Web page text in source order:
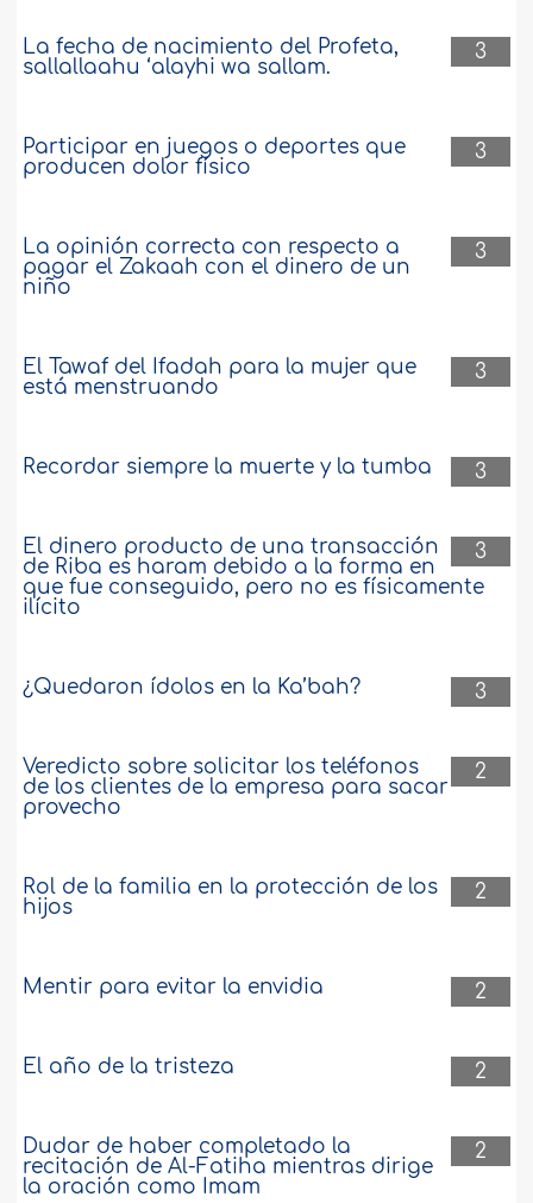
3
La fecha de nacimiento del Profeta,
sallallaahu ‘alayhi wa sallam.
3
Participar en juegos o deportes que
producen dolor físico
3
La opinión correcta con respecto a
pagar el Zakaah con el dinero de un
niño
3
El Tawaf del Ifadah para la mujer que
está menstruando
3
Recordar siempre la muerte y la tumba
3
El dinero producto de una transacción
de Riba es haram debido a la forma en
que fue conseguido, pero no es físicamente
ilícito
3
¿Quedaron ídolos en la Ka’bah?
2
Veredicto sobre solicitar los teléfonos
de los clientes de la empresa para sacar
provecho
2
Rol de la familia en la protección de los
hijos
2
Mentir para evitar la envidia
2
El año de la tristeza
2
Dudar de haber completado la
recitación de Al-Fatiha mientras dirige
la oración como Imam